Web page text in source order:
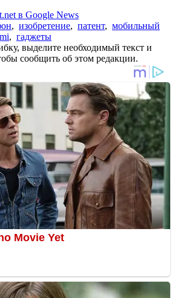
в Google News
, изобретение, патент, мобильный
, гаджеты
выделите необходимый текст и
сообщить об этом редакции.